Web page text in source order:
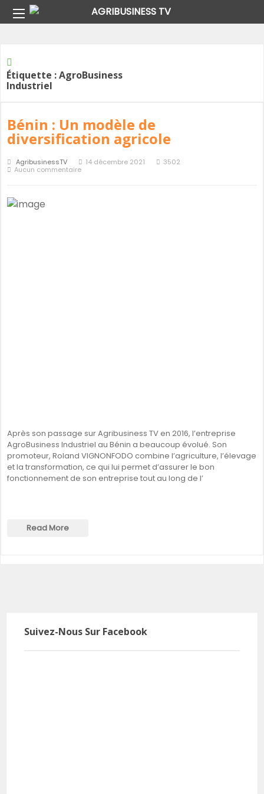
Étiquette :AgroBusiness Industriel
Étiquette :AgroBusiness
Industriel
Bénin : Un modèle de
diversification agricole
AgribusinessTV 14 décembre 2021
3502
Aucun commentaire
Après son passage sur Agribusiness TV en 2016, l’entreprise
AgroBusiness Industriel au Bénin a beaucoup évolué. Son
promoteur, Roland VIGNONFODO combine l’agriculture, l’élevage
et la transformation, ce qui lui permet d’assurer le bon
fonctionnement de son entreprise tout au long de l’
Read More
Suivez-Nous Sur Facebook